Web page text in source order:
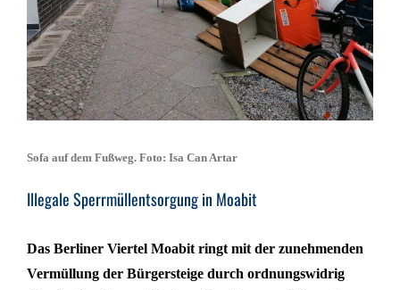
Sofa auf dem Fußweg. Foto: Isa Can Artar
Illegale Sperrmüllentsorgung in Moabit
Das Berliner Viertel Moabit ringt mit der zunehmenden
Vermüllung der Bürgersteige durch ordnungswidrig